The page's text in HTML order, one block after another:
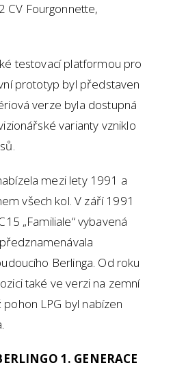
CV Fourgonnette,
testovací platformou pro
prototyp byl představen
verze byla dostupná
varianty vzniklo
mezi lety 1991 a
všech kol. V září 1991
„Familiale“ vybavená
Berlinga. Od roku
také ve verzi na zemní
LPG byl nabízen
1. GENERACE